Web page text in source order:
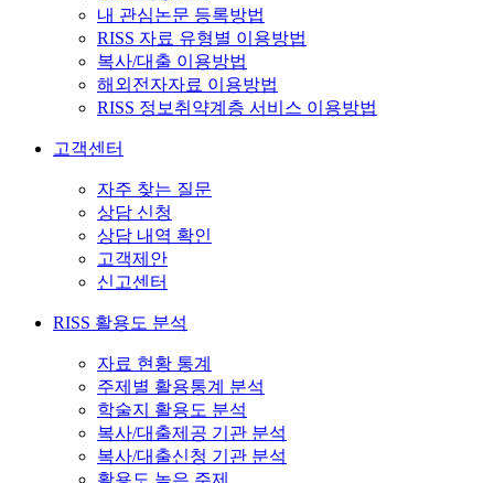
내 관심논문 등록방법
RISS 자료 유형별 이용방법
복사/대출 이용방법
해외전자자료 이용방법
RISS 정보취약계층 서비스 이용방법
고객센터
자주 찾는 질문
상담 신청
상담 내역 확인
고객제안
신고센터
RISS 활용도 분석
자료 현황 통계
주제별 활용통계 분석
학술지 활용도 분석
복사/대출제공 기관 분석
복사/대출신청 기관 분석
활용도 높은 주제